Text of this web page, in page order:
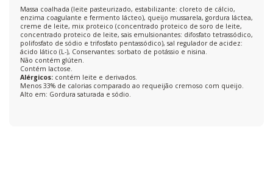
Massa coalhada (leite pasteurizado, estabilizante: cloreto de cálcio,
enzima coagulante e fermento lácteo), queijo mussarela, gordura láctea,
creme de leite, mix proteico (concentrado proteico de soro de leite,
concentrado proteico de leite, sais emulsionantes: difosfato tetrassódico,
polifosfato de sódio e trifosfato pentassódico), sal regulador de acidez:
ácido lático (L-), Conservantes: sorbato de potássio e nisina.
Não contém glúten.
Contém lactose.
Alérgicos:contém leite e derivados.
Menos 33% de calorias comparado ao requeijão cremoso com queijo.
Alto em: Gordura saturada e sódio.